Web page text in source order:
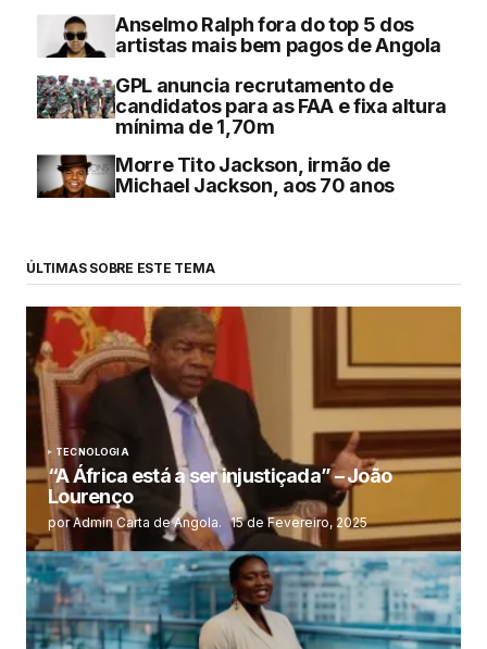
Anselmo Ralph fora do top 5 dos
artistas mais bem pagos de Angola
GPL anuncia recrutamento de
candidatos para as FAA e fixa altura
mínima de 1,70m
Morre Tito Jackson, irmão de
Michael Jackson, aos 70 anos
ÚLTIMAS SOBRE ESTE TEMA
TECNOLOGIA
“A África está a ser injustiçada” – João
Lourenço
por Admin Carta de Angola. 15 de Fevereiro, 2025